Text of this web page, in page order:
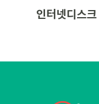
인터넷디스크